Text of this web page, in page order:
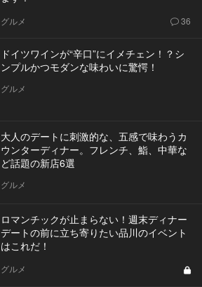
グルメ 36
ドイツワインが“辛口”にイメチェン！？シ
ンプルかつモダンな味わいに驚愕！
グルメ
大人のデートに刺激的な、五感で味わうカ
ウンターディナー。フレンチ、鮨、中華な
ど話題の新店6選
グルメ
ロマンチックが止まらない！週末ディナー
デートの前に立ち寄りたい品川のイベント
はこれだ！
グルメ